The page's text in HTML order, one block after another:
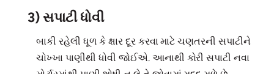
3) સપાટી ધોવી
બાકી રહેલી ધૂળ કે ક્ષાર દૂર કરવા માટે ચણતરની સપાટીને
ચોખ્ખા પાણીથી ધોવી જોઈએ. આનાથી કોરી સપાટી નવા